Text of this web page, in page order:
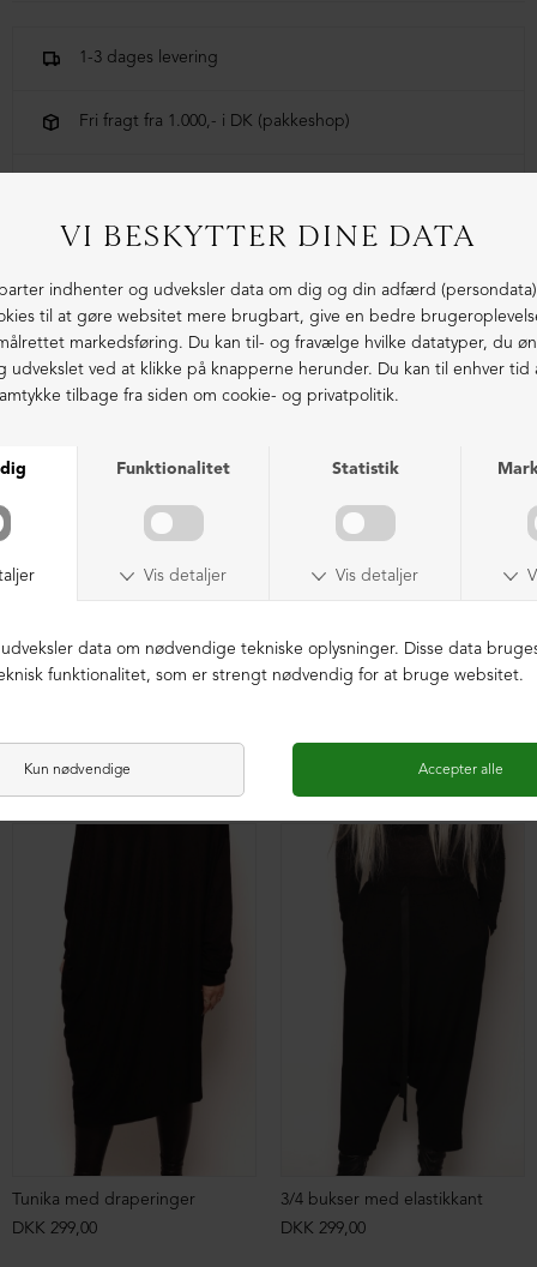
1-3 dages levering
Fri fragt fra 1.000,- i DK (pakkeshop)
LIGNENDE PRODUKTER
DKK 299,00
DKK 299,00
Tunika med draperinger
DKK 299,00
3/4 bukser med elastikkant
DKK 299,00